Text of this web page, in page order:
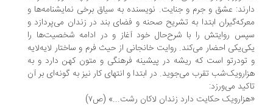
عشق و جرم و جنایت. نویسنده به سیاق برخی نمایشنامه‌ها و
ابتدا به تشریح صحنه و فضای بند در زندان می‌پردازد و
روایتش را با شرح‌حال خود آغاز و در ادامه شخصیت‌ها را
احضار می‌کند. روایت خانجانی از حیث فرم و ساختار لایه‌لایه
است که ریشه در پیشینه فرهنگی و متون کهن دارد و به
تقرب می‌جوید. در ابتدا و انتهای کار نیز به‌ گونه‌ای بر آن
می‌ورزد:
حکایت دارد زندان لاکان رشت...» (ص۷)